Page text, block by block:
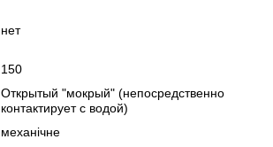
нет
150
Открытый "мокрый" (непосредственно
контактирует с водой)
механічне